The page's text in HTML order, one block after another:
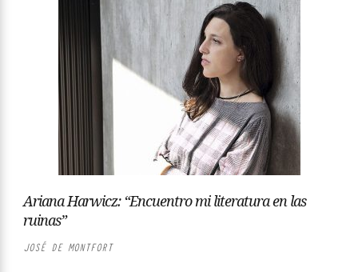
Ariana Harwicz: “Encuentro mi literatura en las
ruinas”
JOSÉ DE MONTFORT